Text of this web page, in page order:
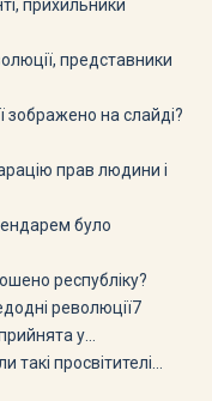
прихильники
представники
зображено на слайді?
прав людини і
було
республіку?
революції7
у…
такі просвітителі…